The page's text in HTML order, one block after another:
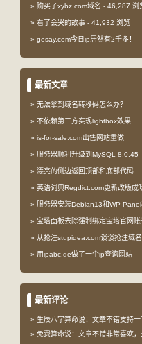
购买了xybz.com域名 - 46,287 浏
看了会哭的故事 - 41,932 浏览
gesay.com今日ip居然有2千多！ -
最新文章
无法拿到域名转移码怎么办？
不依赖第三方实现lightbox效果
is-for-sale.com出售网站重做
服务器顺利升级到MySQL 8.0.45
漂亮的侧边返回顶部和底部代码
英语词典Regdict.com更新改版成
服务器安装Debian13和WP-
宝塔面板去除强制绑定宝塔官网账
从抢注stupidea.com谈谈抢注域
用ipabc.de做了一个ip查询网站
最新评论
生辰八字算命说：文章不错支持一下
免费算命说：文章不错非常喜欢